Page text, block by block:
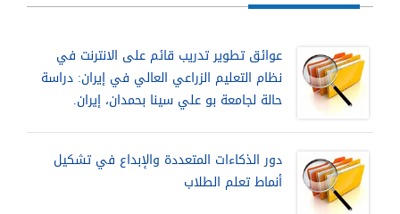
عوائق تطوير تدريب قائم على الانترنت في
نظام التعليم الزراعي العالي في إيران: دراسة
حالة لجامعة بو علي سينا بحمدان، إيران.
دور الذكاءات المتعددة والإبداع في تشكيل
أنماط تعلم الطلاب